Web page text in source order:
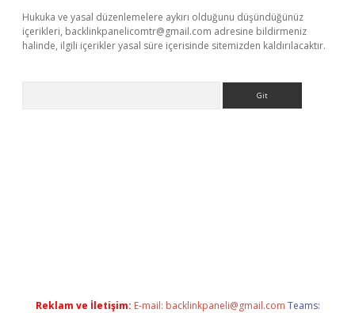
Hukuka ve yasal düzenlemelere aykırı olduğunu düşündüğünüz
içerikleri, backlinkpanelicomtr@gmail.com adresine bildirmeniz
halinde, ilgili içerikler yasal süre içerisinde sitemizden kaldırılacaktır.
Reklam ve İletişim: E-mail: backlinkpaneli@gmail.com Teams: